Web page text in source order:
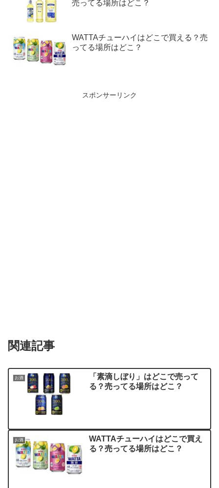
売ってる場所はどこ？
WATTAチューハイはどこで買える？売
ってる場所はどこ？
スポンサーリンク
関連記事
お酒
「素滴しぼり」はどこで売って
る？売ってる場所はどこ？
お酒
WATTAチューハイはどこで買え
る？売ってる場所はどこ？